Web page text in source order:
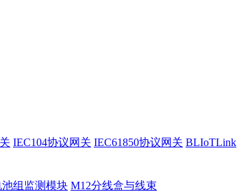
IEC104协议网关 IEC61850协议网关 BLIoTLink
组监测模块 M12分线盒与线束